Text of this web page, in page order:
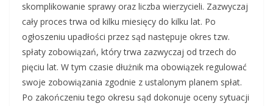
skomplikowanie sprawy oraz liczba wierzycieli. Zazwyczaj
cały proces trwa od kilku miesięcy do kilku lat. Po
ogłoszeniu upadłości przez sąd następuje okres tzw.
spłaty zobowiązań, który trwa zazwyczaj od trzech do
pięciu lat. W tym czasie dłużnik ma obowiązek regulować
swoje zobowiązania zgodnie z ustalonym planem spłat.
Po zakończeniu tego okresu sąd dokonuje oceny sytuacji